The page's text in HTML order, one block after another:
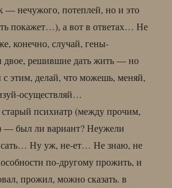
— нечужого, потеплей, но и это
покажет…), а вот в ответах… Не
конечно, случай, гены-
двое, решившие дать жить — но
этим, делай, что можешь, меняй,
осуществляй…
психиатр (между прочим,
— был ли вариант? Неужели
Ну уж, не-ет… Не знаю, не
по-другому прожить, и
прожил, можно сказать. в